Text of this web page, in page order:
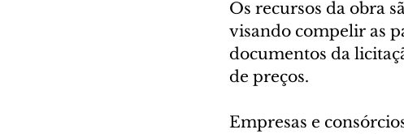
Os recursos da obra
visando compelir as
documentos da
de preços.
Empresas e